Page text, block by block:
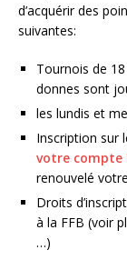
d’acquérir des
suivantes:
Tournois de
donnes sont
les lundis et
Inscription sur
votre compte
renouvelé
Droits
à la FFB (voir
…)